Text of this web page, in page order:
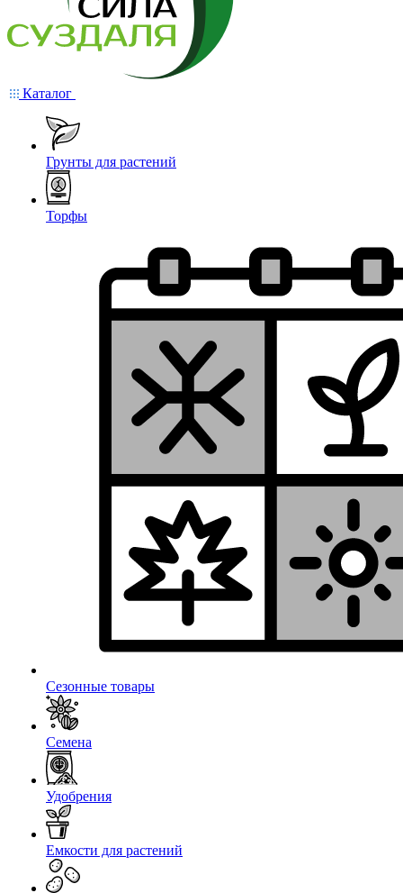
Каталог
Грунты для растений
Торфы
Сезонные товары
Семена
Удобрения
Емкости для растений